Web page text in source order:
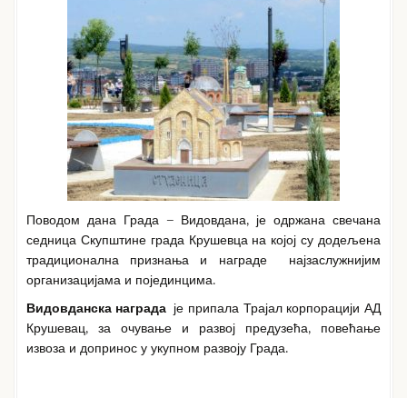
Поводом дана Града – Видовдана, је одржана свечана
седница Скупштине града Крушевца на којој су додељена
традиционална признања и награде најзаслужнијим
организацијама и појединцима.
Видовданска награда је припала Трајал корпорацији АД
Крушевац, за очување и развој предузећа, повећање
извоза и допринос у укупном развоју Града.